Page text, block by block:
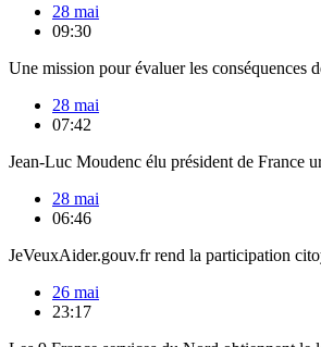
28 mai
09:30
Une mission pour évaluer les conséquences
28 mai
07:42
Jean-Luc Moudenc élu président de France
28 mai
06:46
JeVeuxAider.gouv.fr rend la participation
26 mai
23:17